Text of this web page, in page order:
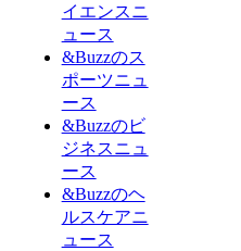
イエンスニ
ュース
&Buzzのス
ポーツニュ
ース
&Buzzのビ
ジネスニュ
ース
&Buzzのヘ
ルスケアニ
ュース